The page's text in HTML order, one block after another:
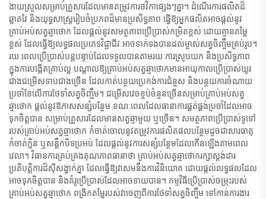
ងាយស្រួលសម្រាប់គ្រួសារដែលមានតម្រូវការថវិកាផ្សេងៗគ្នា។ ដំណើរការផលិតដ៏
ឆ្លាតវៃ និងយុទ្ធសាស្ត្ររៀបចំប្រភពដ៏មានប្រសិទ្ធភាព ធ្វើឱ្យអ្នកផលិតអាចផ្តល់នូវ
គ្រាប់អប់សត្វឆ្មាថោក ដែលផ្តល់នូវសមត្ថភាពប្រើប្រាស់កម្រិតខ្ពស់ ដោយគ្មានតម្លៃ
ខ្ពស់ ដែលធ្វើឱ្យលទ្ធផលប្រភេទវិជ្ជាជីវៈអាចទាក់ទងបានដល់ម្ចាស់សត្វចិញ្ចឹមគ្រប់រូប។
រយៈពេលប្រើប្រាស់បន្តបន្ទាប់ដែលទទួលបានតាមរយៈការស្រូបយក និងប្រសិទ្ធភាព
ក្នុងការបង្កើតគ្រាប់ល្អ បណ្តាលឱ្យគ្រាប់អប់សត្វឆ្មាថោកមានអាយុកាលប្រើប្រាស់យូរ
ជាងជម្រើសទាបជាងច្រើន ដែលកាត់បន្ថយប្រេកង់ការជំនួស និងបន្ថយការចំណាយ
ប្រចាំខែលើការថែទាំសត្វចិញ្ចឹម។ ជម្រើសវេចខ្ចប់ចំនួនច្រើនសម្រាប់គ្រាប់អប់សត្វ
ឆ្មាថោក ផ្តល់នូវឱកាសសន្សំបន្ថែម ខណៈពេលដែលធានាការផ្គត់ផ្គង់ប្រចាំដែលអាច
ទុកចិត្តបាន សម្រាប់គ្រួសារដែលមានសត្វឆ្មាមួយ ឬច្រើន។ សមត្ថភាពប្រើប្រាស់ទូទៅ
របស់គ្រាប់អប់សត្វឆ្មាថោក កំចាត់ចោលនូវតម្រូវការផលិតផលបន្ថែមដូចជាសារធាតុ
កំចាត់ក្លិន ឬសន្លឹកបិទប្រអប់ ដែលផ្តល់នូវការសន្សំបន្ថែមដែលកើនឡើងតាមពេល
វេលា។ វិធានការគ្រប់គ្រងគុណភាពធានាថា គ្រាប់អប់សត្វឆ្មាថោករក្សាស្តង់ដារ
ប្រតិបត្តិការដ៏ស៊ីសង្វាក់គ្នា ដែលធ្វើឱ្យវាសមនឹងការវិនិយោគ ដោយផ្តល់លទ្ធផលដែល
អាចទុកចិត្តបាន និងគំរូប្រើប្រាស់ដែលអាចទាយបាន។ កម្មវិធីប្រើប្រាស់ចម្រុះរបស់
គ្រាប់អប់សត្វឆ្មាថោក ពង្រីកតម្លៃរបស់វាចេញពីការថែទាំសត្វចិញ្ចឹម ទៅកាន់ការងារ